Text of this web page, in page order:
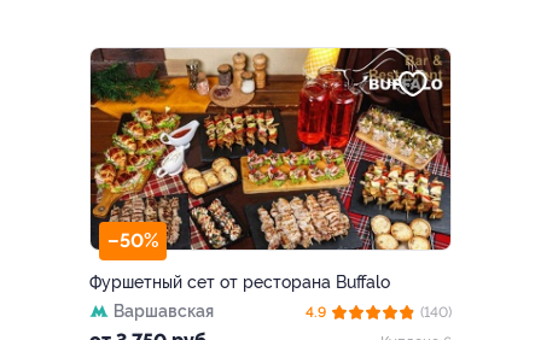
–50%
Фуршетный сет от ресторана Buffalo
Варшавская
4.9
(140)